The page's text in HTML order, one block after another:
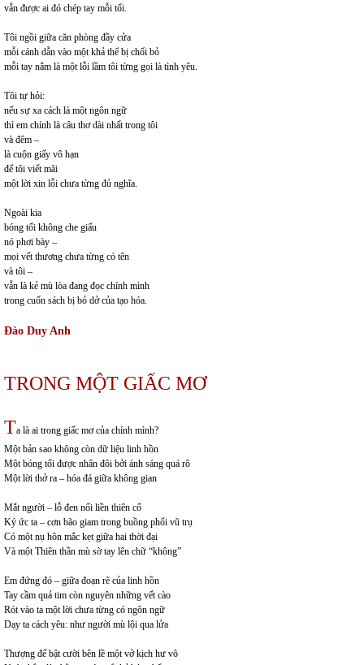
vẫn được ai đó chép tay mỗi tối.
Tôi ngồi giữa căn phòng đầy cửa
mỗi cánh dẫn vào một khả thể bị chối bỏ
mỗi tay nắm là một lỗi lầm tôi từng gọi là tình yêu.
Tôi tự hỏi:
nếu sự xa cách là một ngôn ngữ
thì em chính là câu thơ dài nhất trong tôi
và đêm –
là cuộn giấy vô hạn
để tôi viết mãi
một lời xin lỗi chưa từng đủ nghĩa.
Ngoài kia
bóng tối không che giấu
nó phơi bày –
mọi vết thương chưa từng có tên
và tôi –
vẫn là kẻ mù lòa đang đọc chính mình
trong cuốn sách bị bỏ dở của tạo hóa.
Đào Duy Anh
TRONG MỘT GIẤC MƠ
Ta là ai trong giấc mơ của chính mình?
Một bản sao không còn dữ liệu linh hồn
Một bóng tối được nhân đôi bởi ánh sáng quá rõ
Một lời thở ra – hóa đá giữa không gian
Mắt người – lỗ đen nối liền thiên cổ
Ký ức ta – cơn bão giam trong buồng phổi vũ trụ
Có một nụ hôn mắc kẹt giữa hai thời đại
Và một Thiên thần mù sờ tay lên chữ “không”
Em đứng đó – giữa đoạn rẽ của linh hồn
Tay cầm quả tim còn nguyên những vết cào
Rót vào ta một lời chưa từng có ngôn ngữ
Dạy ta cách yêu: như người mù lội qua lửa
Thượng đế bật cười bên lề một vở kịch hư vô